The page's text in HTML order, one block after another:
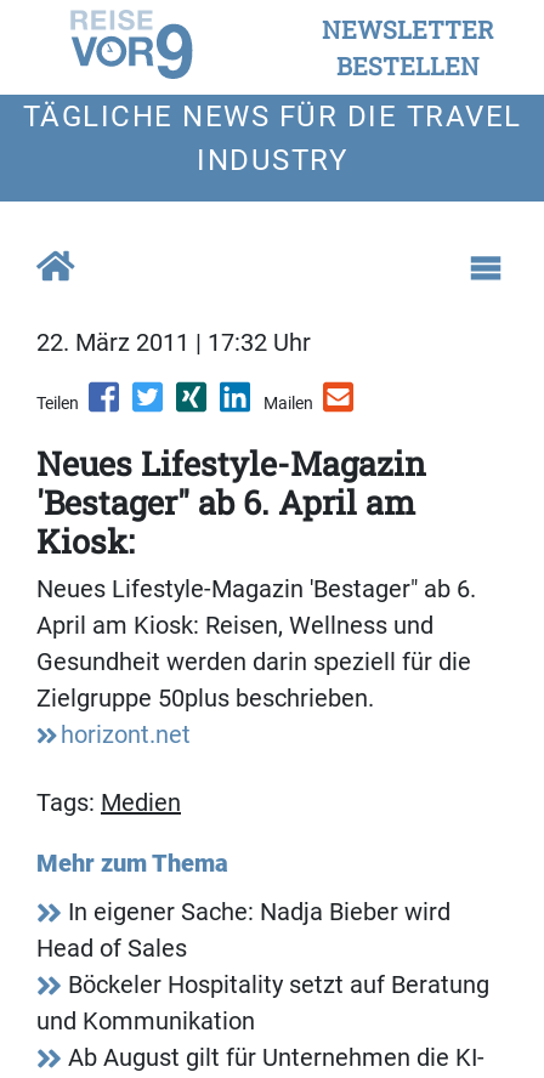
NEWSLETTER
BESTELLEN
TÄGLICHE NEWS FÜR DIE TRAVEL
INDUSTRY
22. März 2011 | 17:32 Uhr
Teilen Mailen
Neues Lifestyle-Magazin
'Bestager" ab 6. April am
Kiosk:
Neues Lifestyle-Magazin 'Bestager" ab 6.
April am Kiosk: Reisen, Wellness und
Gesundheit werden darin speziell für die
Zielgruppe 50plus beschrieben.
horizont.net
Tags: Medien
Mehr zum Thema
In eigener Sache: Nadja Bieber wird
Head of Sales
Böckeler Hospitality setzt auf Beratung
und Kommunikation
Ab August gilt für Unternehmen die KI-